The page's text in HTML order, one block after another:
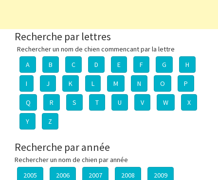
Recherche par lettres
Rechercher un nom de chien commencant par la lettre
A
B C D E F G H
I J K L M N O P
Q R S T U V W X
Y Z
Recherche par année
Rechercher un nom de chien par année
2005
2006 2007 2008 2009